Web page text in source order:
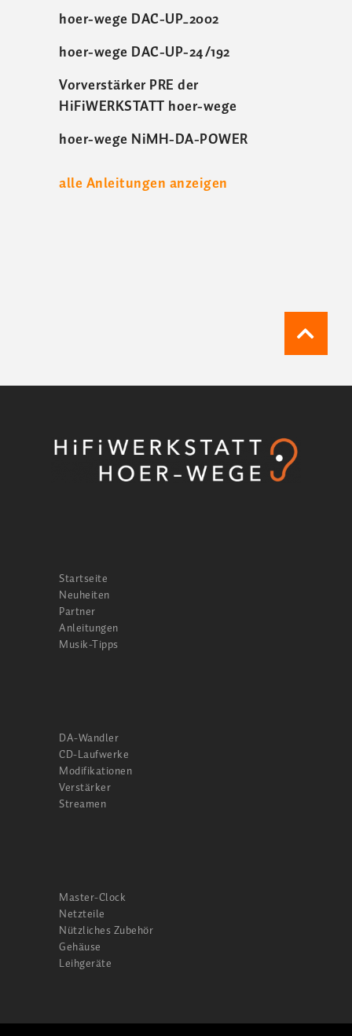
hoer-wege DAC-UP_2002
hoer-wege DAC-UP-24/192
Vorverstärker PRE der
HiFiWERKSTATT hoer-wege
hoer-wege NiMH-DA-POWER
alle Anleitungen anzeigen
Startseite
Neuheiten
Partner
Anleitungen
Musik-Tipps
DA-Wandler
CD-Laufwerke
Modifikationen
Verstärker
Streamen
Master-Clock
Netzteile
Nützliches Zubehör
Gehäuse
Leihgeräte